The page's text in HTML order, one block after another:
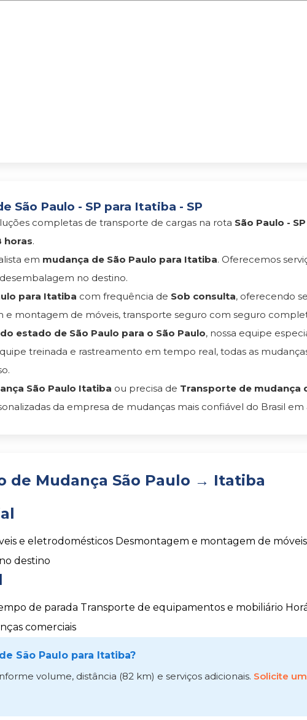
São Paulo - SP para Itatiba - SP
completas de transporte de cargas na rota São Paulo - SP
horas.
em mudança de São Paulo para Itatiba. Oferecemos
no destino.
para Itatiba com frequência de Sob consulta, oferecendo
e montagem de móveis, transporte seguro com seguro
estado de São Paulo para o São Paulo, nossa equipe
treinada e rastreamento em tempo real, todas as
São Paulo Itatiba ou precisa de Transporte de mudança
da empresa de mudanças mais confiável do Brasil em
de Mudança São Paulo → Itatiba
e eletrodomésticos Desmontagem e montagem de móveis
destino
de parada Transporte de equipamentos e mobiliário
comerciais
São Paulo para Itatiba?
volume, distância (82 km) e serviços adicionais. Solicite